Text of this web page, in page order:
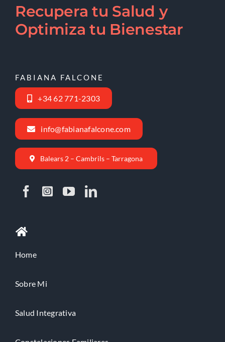
Recupera tu Salud y
Optimiza tu Bienestar
FABIANA FALCONE
+34 62 771-2303
info@fabianafalcone.com
Balears 2 – Cambrils – Tarragona
Home
Sobre Mi
Salud Integrativa